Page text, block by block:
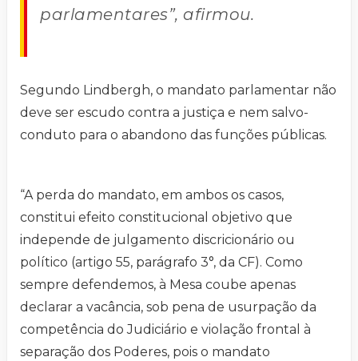
parlamentares”, afirmou.
Segundo Lindbergh, o mandato parlamentar não
deve ser escudo contra a justiça e nem salvo-
conduto para o abandono das funções públicas.
“A perda do mandato, em ambos os casos,
constitui efeito constitucional objetivo que
independe de julgamento discricionário ou
político (artigo 55, parágrafo 3°, da CF). Como
sempre defendemos, à Mesa coube apenas
declarar a vacância, sob pena de usurpação da
competência do Judiciário e violação frontal à
separação dos Poderes, pois o mandato